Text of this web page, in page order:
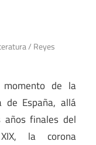
/ Reyes
de la
de España, allá
años finales del
la corona